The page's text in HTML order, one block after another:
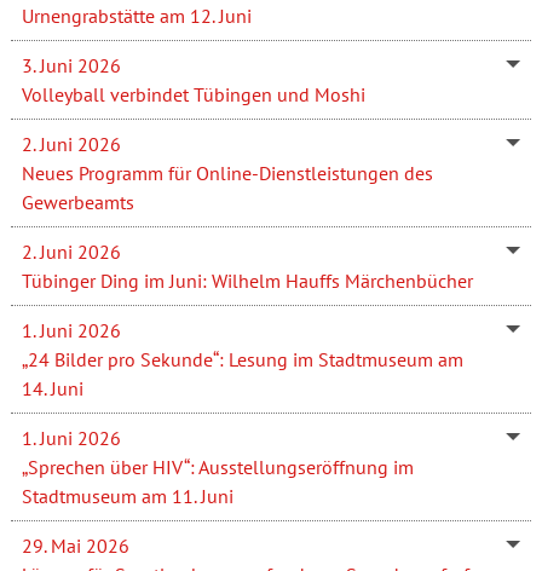
Urnengrabstätte am 12. Juni
3. Juni 2026
Volleyball verbindet Tübingen und Moshi
2. Juni 2026
Neues Programm für Online-Dienstleistungen des
Gewerbeamts
2. Juni 2026
Tübinger Ding im Juni: Wilhelm Hauffs Märchenbücher
1. Juni 2026
„24 Bilder pro Sekunde“: Lesung im Stadtmuseum am
14. Juni
1. Juni 2026
„Sprechen über HIV“: Ausstellungseröffnung im
Stadtmuseum am 11. Juni
29. Mai 2026